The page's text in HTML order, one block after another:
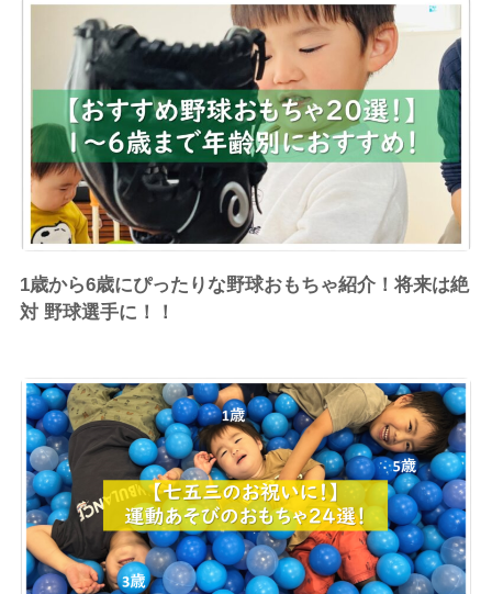
1歳から6歳にぴったりな野球おもちゃ紹介！将来は絶
対 野球選手に！！